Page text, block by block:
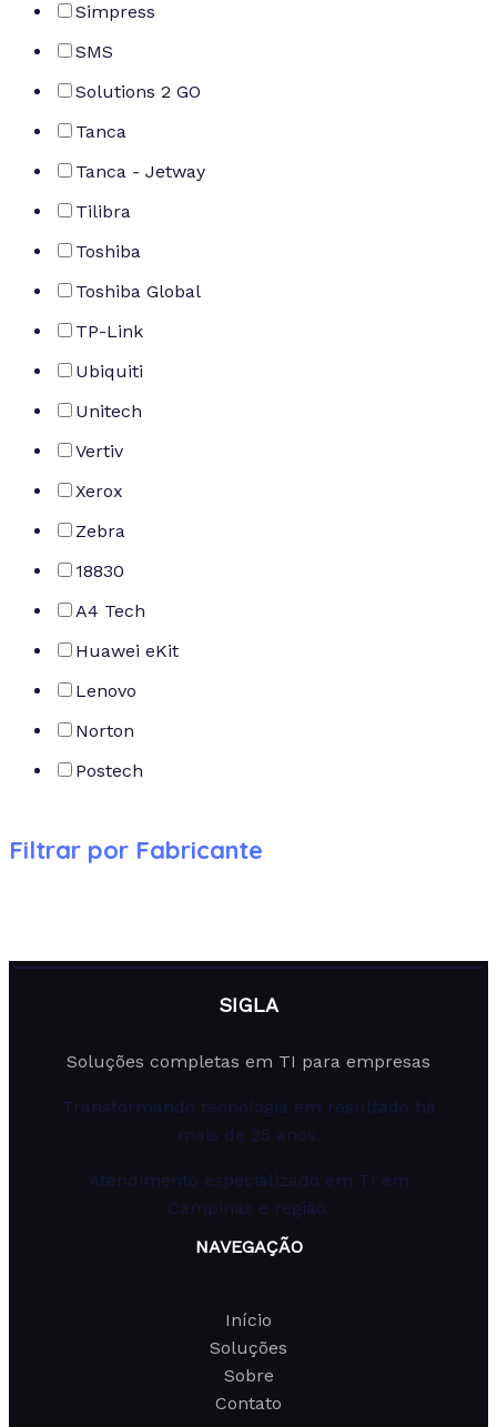
Simpress
SMS
Solutions 2 GO
Tanca
Tanca - Jetway
Tilibra
Toshiba
Toshiba Global
TP-Link
Ubiquiti
Unitech
Vertiv
Xerox
Zebra
18830
A4 Tech
Huawei eKit
Lenovo
Norton
Postech
Filtrar por Fabricante
SIGLA
Soluções completas em TI para empresas
Transformando tecnologia em resultado há
mais de 25 anos.
Atendimento especializado em TI em
Campinas e região.
NAVEGAÇÃO
Início
Soluções
Sobre
Contato